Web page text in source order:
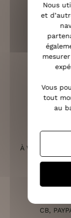
À VOTRE
CB,
Nous
et
Vous
tout
au